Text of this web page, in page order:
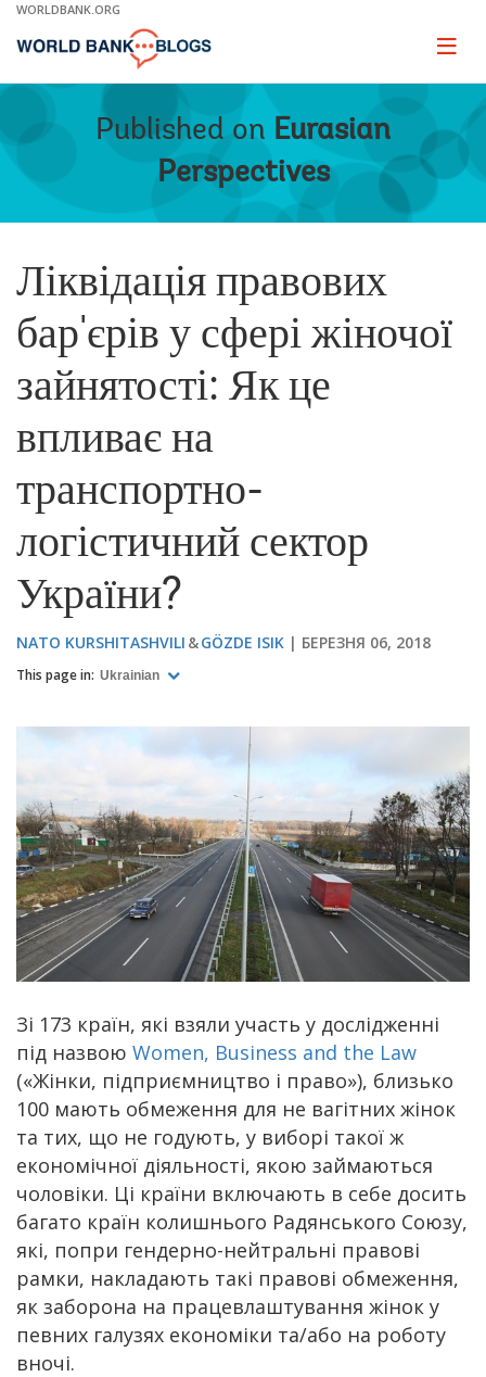
Skip
Main
WORLDBANK.ORG
Page
Published on Eurasian
Perspectives
Ліквідація правових
бар'єрів у сфері жіночої
зайнятості: Як це
впливає на
транспортно-
логістичний сектор
України?
NATO KURSHITASHVILI GÖZDE ISIK БЕРЕЗНЯ 06, 2018
This page in: Ukrainian
Зі 173 країн, які взяли участь у дослідженні
під назвою Women, Business and the Law
(«Жінки, підприємництво і право»), близько
100 мають обмеження для не вагітних жінок
та тих, що не годують, у виборі такої ж
економічної діяльності, якою займаються
чоловіки. Ці країни включають в себе досить
багато країн колишнього Радянського Союзу,
які, попри гендерно-нейтральні правові
рамки, накладають такі правові обмеження,
як заборона на працевлаштування жінок у
певних галузях економіки та/або на роботу
вночі.